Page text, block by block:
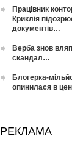
Працівник
Криклія
документів…
Верба знов
скандал…
Блогерка-
опинилася в
РЕКЛАМА